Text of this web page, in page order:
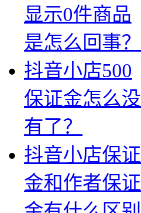
显示0件商品
是怎么回事？
抖音小店500
保证金怎么没
有了？
抖音小店保证
金和作者保证